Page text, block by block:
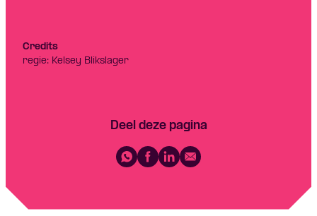
Credits
regie: Kelsey Blikslager
Deel deze pagina